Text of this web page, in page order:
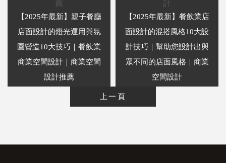
【2025年最新】親子餐廳
店面設計的燈光運用與氛
圍營造10大技巧｜餐飲業
商業空間設計｜商業空間
設計推薦
【2025年最新】餐飲業店
面設計的混搭風格10大設
計技巧｜幫助您設計出與
眾不同的店面風格｜商業
空間設計
上一頁